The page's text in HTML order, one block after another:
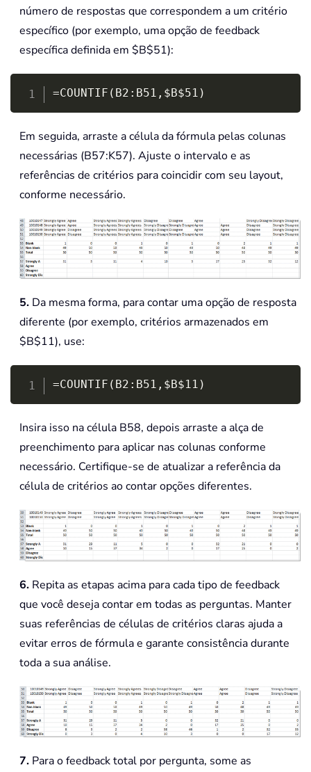
número de respostas que correspondem a um critério
específico (por exemplo, uma opção de feedback
específica definida em $B$51):
=COUNTIF(B2:B51,$B$51)
Em seguida, arraste a célula da fórmula pelas colunas
necessárias (B57:K57). Ajuste o intervalo e as
referências de critérios para coincidir com seu layout,
conforme necessário.
5. Da mesma forma, para contar uma opção de resposta
diferente (por exemplo, critérios armazenados em
$B$11), use:
=COUNTIF(B2:B51,$B$11)
Insira isso na célula B58, depois arraste a alça de
preenchimento para aplicar nas colunas conforme
necessário. Certifique-se de atualizar a referência da
célula de critérios ao contar opções diferentes.
6. Repita as etapas acima para cada tipo de feedback
que você deseja contar em todas as perguntas. Manter
suas referências de células de critérios claras ajuda a
evitar erros de fórmula e garante consistência durante
toda a sua análise.
7. Para o feedback total por pergunta, some as